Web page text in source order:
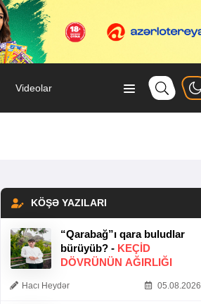
Videolar
KÖŞƏ YAZILARI
“Qarabağ”ı qara buludlar
bürüyüb? - KEÇID
DÖVRÜNÜN AĞIRLIĞI
Hacı Heydər 05.08.2026